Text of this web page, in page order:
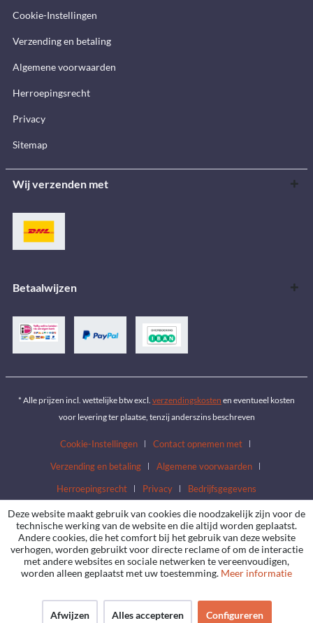
Cookie-Instellingen
Verzending en betaling
Algemene voorwaarden
Herroepingsrecht
Privacy
Sitemap
Wij verzenden met
Betaalwijzen
* Alle prijzen incl. wettelijke btw excl. verzendingskosten en eventueel kosten
voor levering ter plaatse, tenzij anderszins beschreven
Cookie-Instellingen
Contact opnemen met
Verzending en betaling
Algemene voorwaarden
Herroepingsrecht
Privacy Bedrijfsgegevens
Deze website maakt gebruik van cookies die noodzakelijk zijn voor de
technische werking van de website en die altijd worden geplaatst.
Andere cookies, die het comfort bij het gebruik van deze website
verhogen, worden gebruikt voor directe reclame of om de interactie
met andere websites en sociale netwerken te vereenvoudigen,
worden alleen geplaatst met uw toestemming. Meer informatie
Afwijzen Alles accepteren Configureren